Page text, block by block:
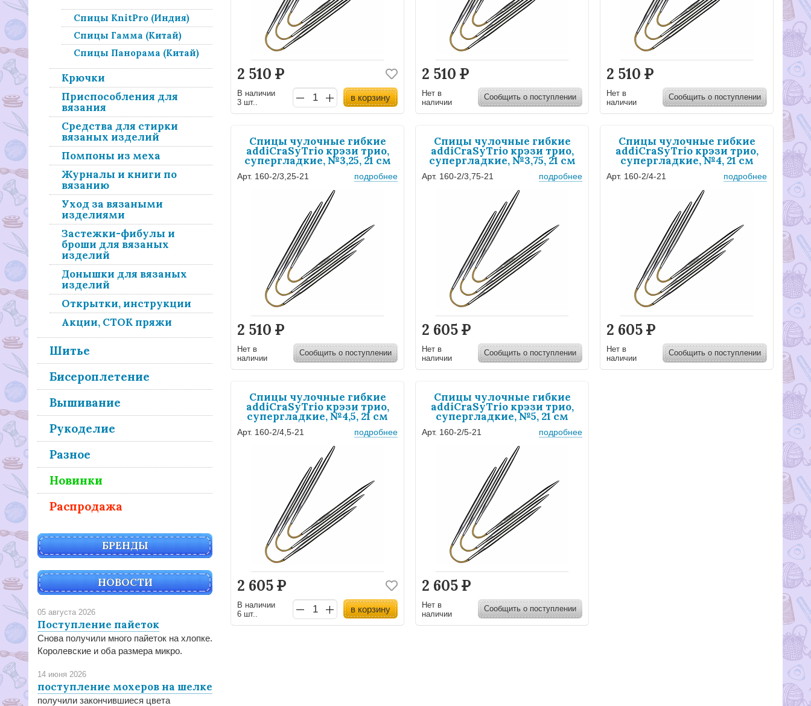
Спицы KnitPro (Индия)
Спицы Гамма (Китай)
Спицы Панорама (Китай)
Крючки
Приспособления для
вязания
Средства для стирки
вязаных изделий
Помпоны из меха
Журналы и книги по
вязанию
Уход за вязаными
изделиями
Застежки-фибулы и
броши для вязаных
изделий
Донышки для вязаных
изделий
Открытки, инструкции
Акции, СТОК пряжи
Шитье
Бисероплетение
Вышивание
Рукоделие
Разное
Новинки
Распродажа
БРЕНДЫ
НОВОСТИ
05 августа 2026
Поступление пайеток
Снова получили много пайеток на хлопке.
Королевские и оба размера микро.
14 июня 2026
поступление мохеров на шелке
получили закончившиеся цвета
2 510 Р
В наличии
3 шт..
в корзину
2 510 Р
Нет в
наличии
Сообщить о поступлении
2 510 Р
Нет в
наличии
Сообщить о поступлении
Спицы чулочные гибкие
addiCraSyTrio крэзи трио,
супергладкие, №3,25, 21 см
Арт. 160-2/3,25-21 подробнее
2 510 Р
Нет в
наличии
Сообщить о поступлении
Спицы чулочные гибкие
addiCraSyTrio крэзи трио,
супергладкие, №3,75, 21 см
Арт. 160-2/3,75-21 подробнее
2 605Р
Нет в
наличии
Сообщить о поступлении
Спицы чулочные гибкие
addiCraSyTrio крэзи трио,
супергладкие, №4, 21 см
Арт. 160-2/4-21 подробнее
2 605Р
Нет в
наличии
Сообщить о поступлении
Спицы чулочные гибкие
addiCraSyTrio крэзи трио,
супергладкие, №4,5, 21 см
Арт. 160-2/4,5-21 подробнее
2 605Р
В наличии
6 шт..
в корзину
Спицы чулочные гибкие
addiCraSyTrio крэзи трио,
супергладкие, №5, 21 см
Арт. 160-2/5-21 подробнее
2 605Р
Нет в
наличии
Сообщить о поступлении